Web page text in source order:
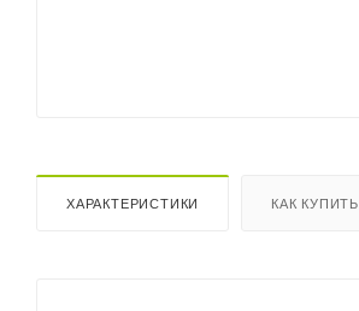
ХАРАКТЕРИСТИКИ КАК КУПИТЬ